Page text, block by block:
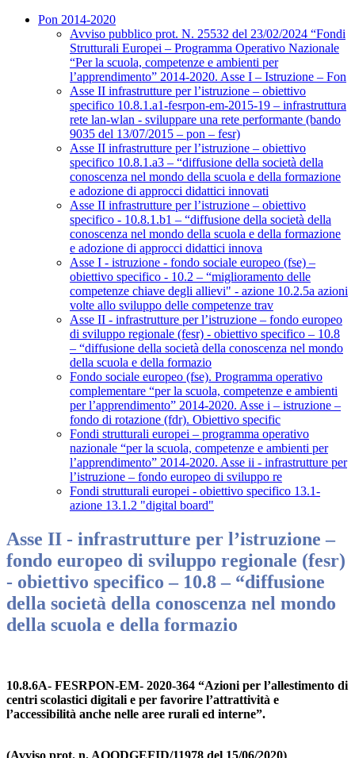
Pon 2014-2020
Avviso pubblico prot. N. 25532 del 23/02/2024 “Fondi
Strutturali Europei – Programma Operativo Nazionale
“Per la scuola, competenze e ambienti per
l’apprendimento” 2014-2020. Asse I – Istruzione – Fon
Asse II infrastrutture per l’istruzione – obiettivo
specifico 10.8.1.a1-fesrpon-em-2015-19 – infrastruttura
rete lan-wlan - sviluppare una rete performante (bando
9035 del 13/07/2015 – pon – fesr)
Asse II infrastrutture per l’istruzione – obiettivo
specifico 10.8.1.a3 – “diffusione della società della
conoscenza nel mondo della scuola e della formazione
e adozione di approcci didattici innovati
Asse II infrastrutture per l’istruzione – obiettivo
specifico - 10.8.1.b1 – “diffusione della società della
conoscenza nel mondo della scuola e della formazione
e adozione di approcci didattici innova
Asse I - istruzione - fondo sociale europeo (fse) –
obiettivo specifico - 10.2 – “miglioramento delle
competenze chiave degli allievi" - azione 10.2.5a azioni
volte allo sviluppo delle competenze trav
Asse II - infrastrutture per l’istruzione – fondo europeo
di sviluppo regionale (fesr) - obiettivo specifico – 10.8
– “diffusione della società della conoscenza nel mondo
della scuola e della formazio
Fondo sociale europeo (fse). Programma operativo
complementare “per la scuola, competenze e ambienti
per l’apprendimento” 2014-2020. Asse i – istruzione –
fondo di rotazione (fdr). Obiettivo specific
Fondi strutturali europei – programma operativo
nazionale “per la scuola, competenze e ambienti per
l’apprendimento” 2014-2020. Asse ii - infrastrutture per
l’istruzione – fondo europeo di sviluppo re
Fondi strutturali europei - obiettivo specifico 13.1-
azione 13.1.2 "digital board"
Asse II - infrastrutture per l’istruzione –
fondo europeo di sviluppo regionale (fesr)
- obiettivo specifico – 10.8 – “diffusione
della società della conoscenza nel mondo
della scuola e della formazio
10.8.6A- FESRPON-EM- 2020-364 “Azioni per l’allestimento di
centri scolastici digitali e per favorire l’attrattività e
l’accessibilità anche nelle aree rurali ed interne”.